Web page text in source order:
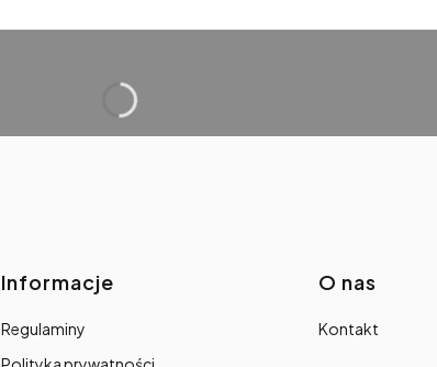
Informacje
Regulaminy
O nas
Kontakt